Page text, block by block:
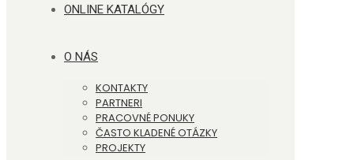
ONLINE KATALÓGY
O NÁS
KONTAKTY
PARTNERI
PRACOVNÉ PONUKY
ČASTO KLADENÉ OTÁZKY
PROJEKTY